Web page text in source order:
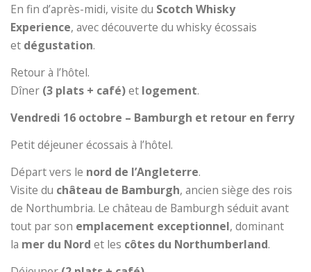
En fin d’après-midi, visite du Scotch Whisky
Experience, avec découverte du whisky écossais
et dégustation.
Retour à l’hôtel.
Dîner (3 plats + café)et logement.
Vendredi 16 octobre – Bamburgh et retour en ferry
Petit déjeuner écossais à l’hôtel.
Départ vers le nord de l’Angleterre.
Visite du château de Bamburgh, ancien siège des rois
de Northumbria. Le château de Bamburgh séduit avant
tout par son emplacement exceptionnel, dominant
la mer du Nord et les côtes du Northumberland.